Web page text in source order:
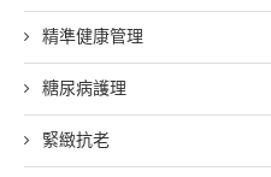
精準健康管理
糖尿病護理
緊緻抗老